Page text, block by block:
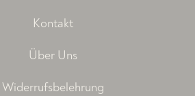
Kontakt
Über Uns
Widerrufsbelehrung